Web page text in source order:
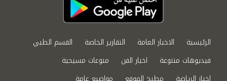
الرئيسية الاخبار العامة التقارير الخاصة
القسم الطبي
فيديوهات متنوعة
اخبار الفن
منوعات مسيحية